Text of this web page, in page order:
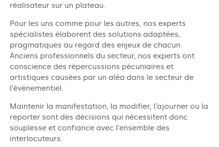
réalisateur sur un plateau.
Pour les uns comme pour les autres, nos experts
spécialistes élaborent des solutions adaptées,
pragmatiques au regard des enjeux de chacun.
Anciens professionnels du secteur, nos experts ont
conscience des répercussions pécuniaires et
artistiques causées par un aléa dans le secteur de
l’événementiel.
Maintenir la manifestation, la modifier, l’ajourner ou la
reporter sont des décisions qui nécessitent donc
souplesse et confiance avec l’ensemble des
interlocuteurs.